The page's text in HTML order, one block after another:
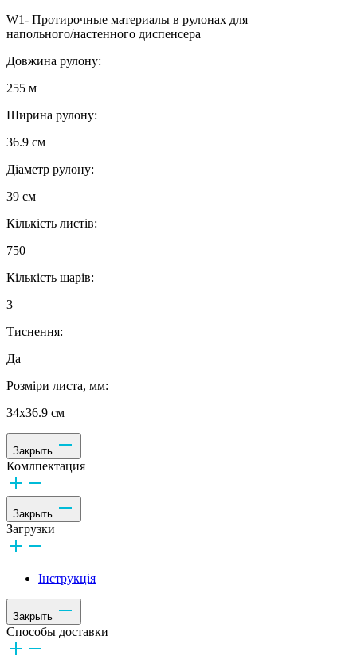
W1- Протирочные материалы в рулонах для
напольного/настенного диспенсера
Довжина рулону:
255 м
Ширина рулону:
36.9 см
Діаметр рулону:
39 см
Кількість листів:
750
Кількість шарів:
3
Тиснення:
Да
Розміри листа, мм:
34x36.9 см
Закрыть
Комлпектация
Закрыть
Загрузки
Інструкція
Закрыть
Способы доставки